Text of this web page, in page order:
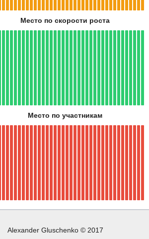
Место по скорости роста
Место по участникам
Alexander Gluschenko © 2017